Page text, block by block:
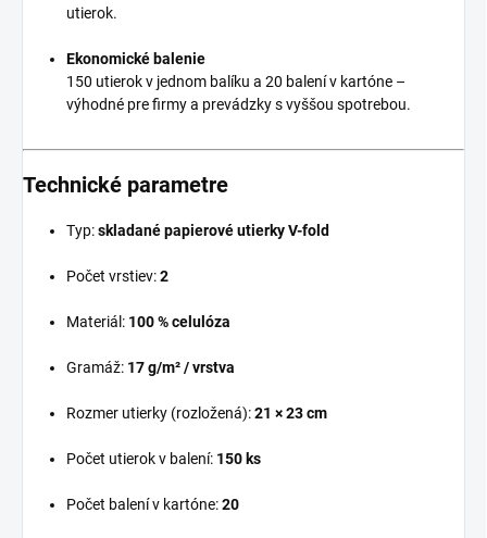
utierok.
Ekonomické balenie
150 utierok v jednom balíku a 20 balení v kartóne –
výhodné pre firmy a prevádzky s vyššou spotrebou.
Technické parametre
Typ:skladané papierové utierky V-fold
Počet vrstiev:2
Materiál: 100 % celulóza
Gramáž: 17 g/m² / vrstva
Rozmer utierky (rozložená):21 × 23 cm
Počet utierok v balení: 150 ks
Počet balení v kartóne:20